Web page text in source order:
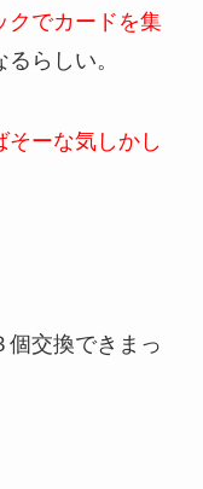
クでカードを集
らしい。
そーな気しかし
個交換できまっ